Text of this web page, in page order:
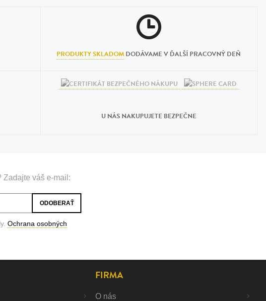
PRODUKTY SKLADOM DODÁVAME V ĎALŠÍ PRACOVNÝ DEŇ
U NÁS NAKUPUJETE BEZPEČNE
Zadajte váš e-mail:
Ochrana osobných
FIRMA
O nás